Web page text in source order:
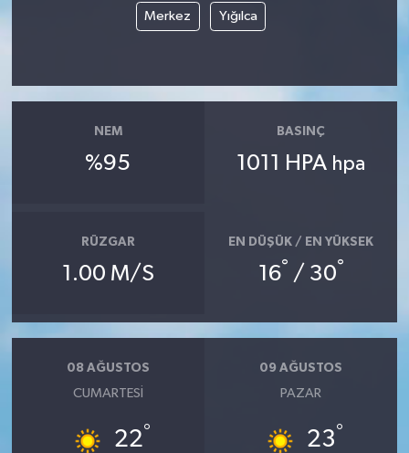
Merkez Yığılca
NEM
%95
BASINÇ
1011 HPA hpa
RÜZGAR
1.00 M/S
EN DÜŞÜK / EN YÜKSEK
16° / 30°
08 AĞUSTOS
CUMARTESI
22°
09 AĞUSTOS
PAZAR
23°